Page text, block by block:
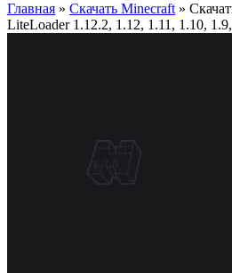
Главная » Скачать Minecraft »
LiteLoader 1.12.2, 1.12, 1.11, 1.10,